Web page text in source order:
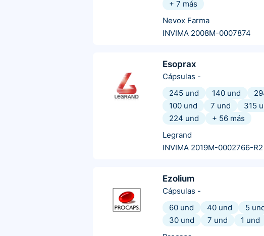
+ 7 más
Nevox Farma
INVIMA 2008M-0007874
Esoprax
Cápsulas -
245 und
140 und
100 und
7 und 315
224 und
+ 56 más
Legrand
INVIMA 2019M-0002766-R2
Ezolium
Cápsulas -
60 und
40 und 5
30 und
7 und 1 und